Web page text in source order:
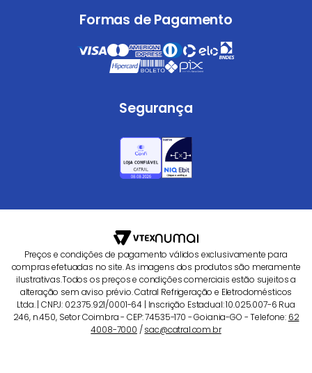
Formas de Pagamento
Segurança
Preços e condições de pagamento válidos exclusivamente para
compras efetuadas no site. As imagens dos produtos são meramente
ilustrativas.Todos os preços e condições comerciais estão sujeitos a
alteração sem aviso prévio. Catral Refrigeração e Eletrodomésticos
Ltda. | CNPJ: 02.375.921/0001-64 | Inscrição Estadual: 10.025.007-6 Rua
246, n.450, Setor Coimbra - CEP: 74535-170 - Goiania-GO - Telefone: 62
4008-7000 /sac@catral.com.br